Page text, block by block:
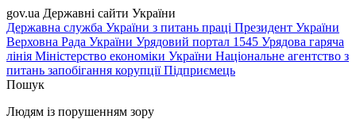
gov.ua Державні сайти України
Державна служба України з питань праці Президент України
Верховна Рада України Урядовий портал 1545 Урядова гаряча
лінія Міністерство економіки України Національне агентство з
питань запобігання корупціїПідприємець
Пошук
Людям із порушенням зору